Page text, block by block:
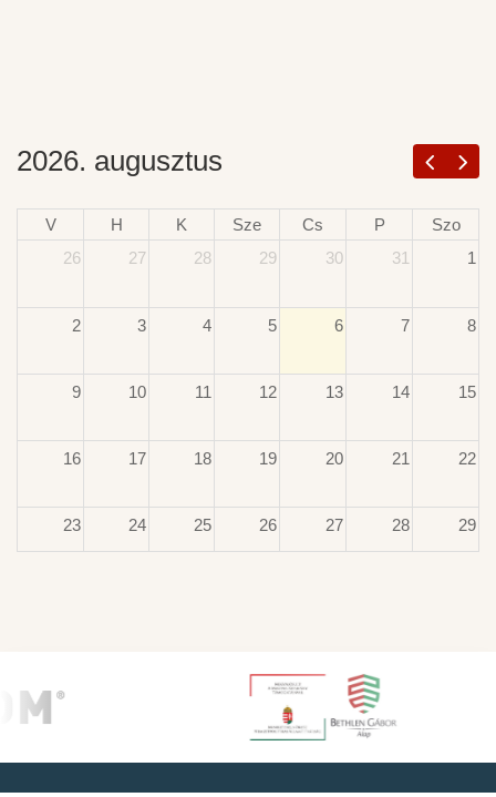
2026. augusztus
V H K Sze Cs P
Szo
26
27 28 29 30 31 1
2 3 4 5 6 7 8
9 10 11 12 13 14 15
16 17 18 19 20 21 22
23 24 25 26 27 28 29